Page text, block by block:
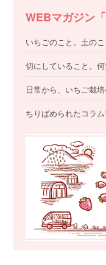
WEBマガジン
いちごのこと。土の
切にしていること。
日常から、いちご栽
ちりばめられたコラム